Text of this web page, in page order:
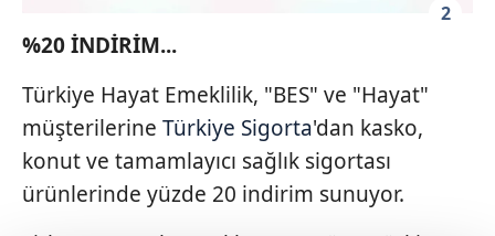
2
%20 İNDİRİM...
Türkiye Hayat Emeklilik, "BES" ve "Hayat"
müşterilerine Türkiye Sigorta'dan kasko,
konut ve tamamlayıcı sağlık sigortası
ürünlerinde yüzde 20 indirim sunuyor.